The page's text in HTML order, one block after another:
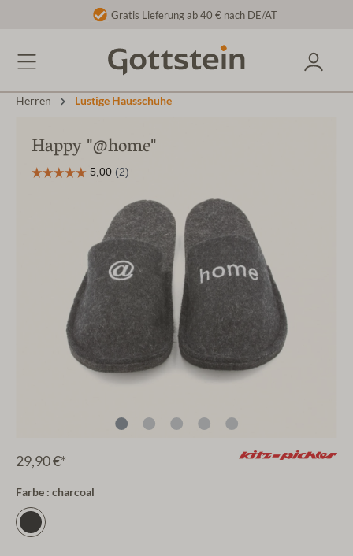
Gratis Lieferung ab 40 € nach DE/AT
Herren Lustige Hausschuhe
Happy "@home"
29,90 €*
Farbe : charcoal